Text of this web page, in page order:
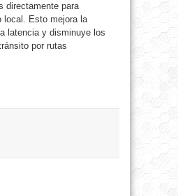
directamente para
local. Esto mejora la
latencia y disminuye los
por rutas